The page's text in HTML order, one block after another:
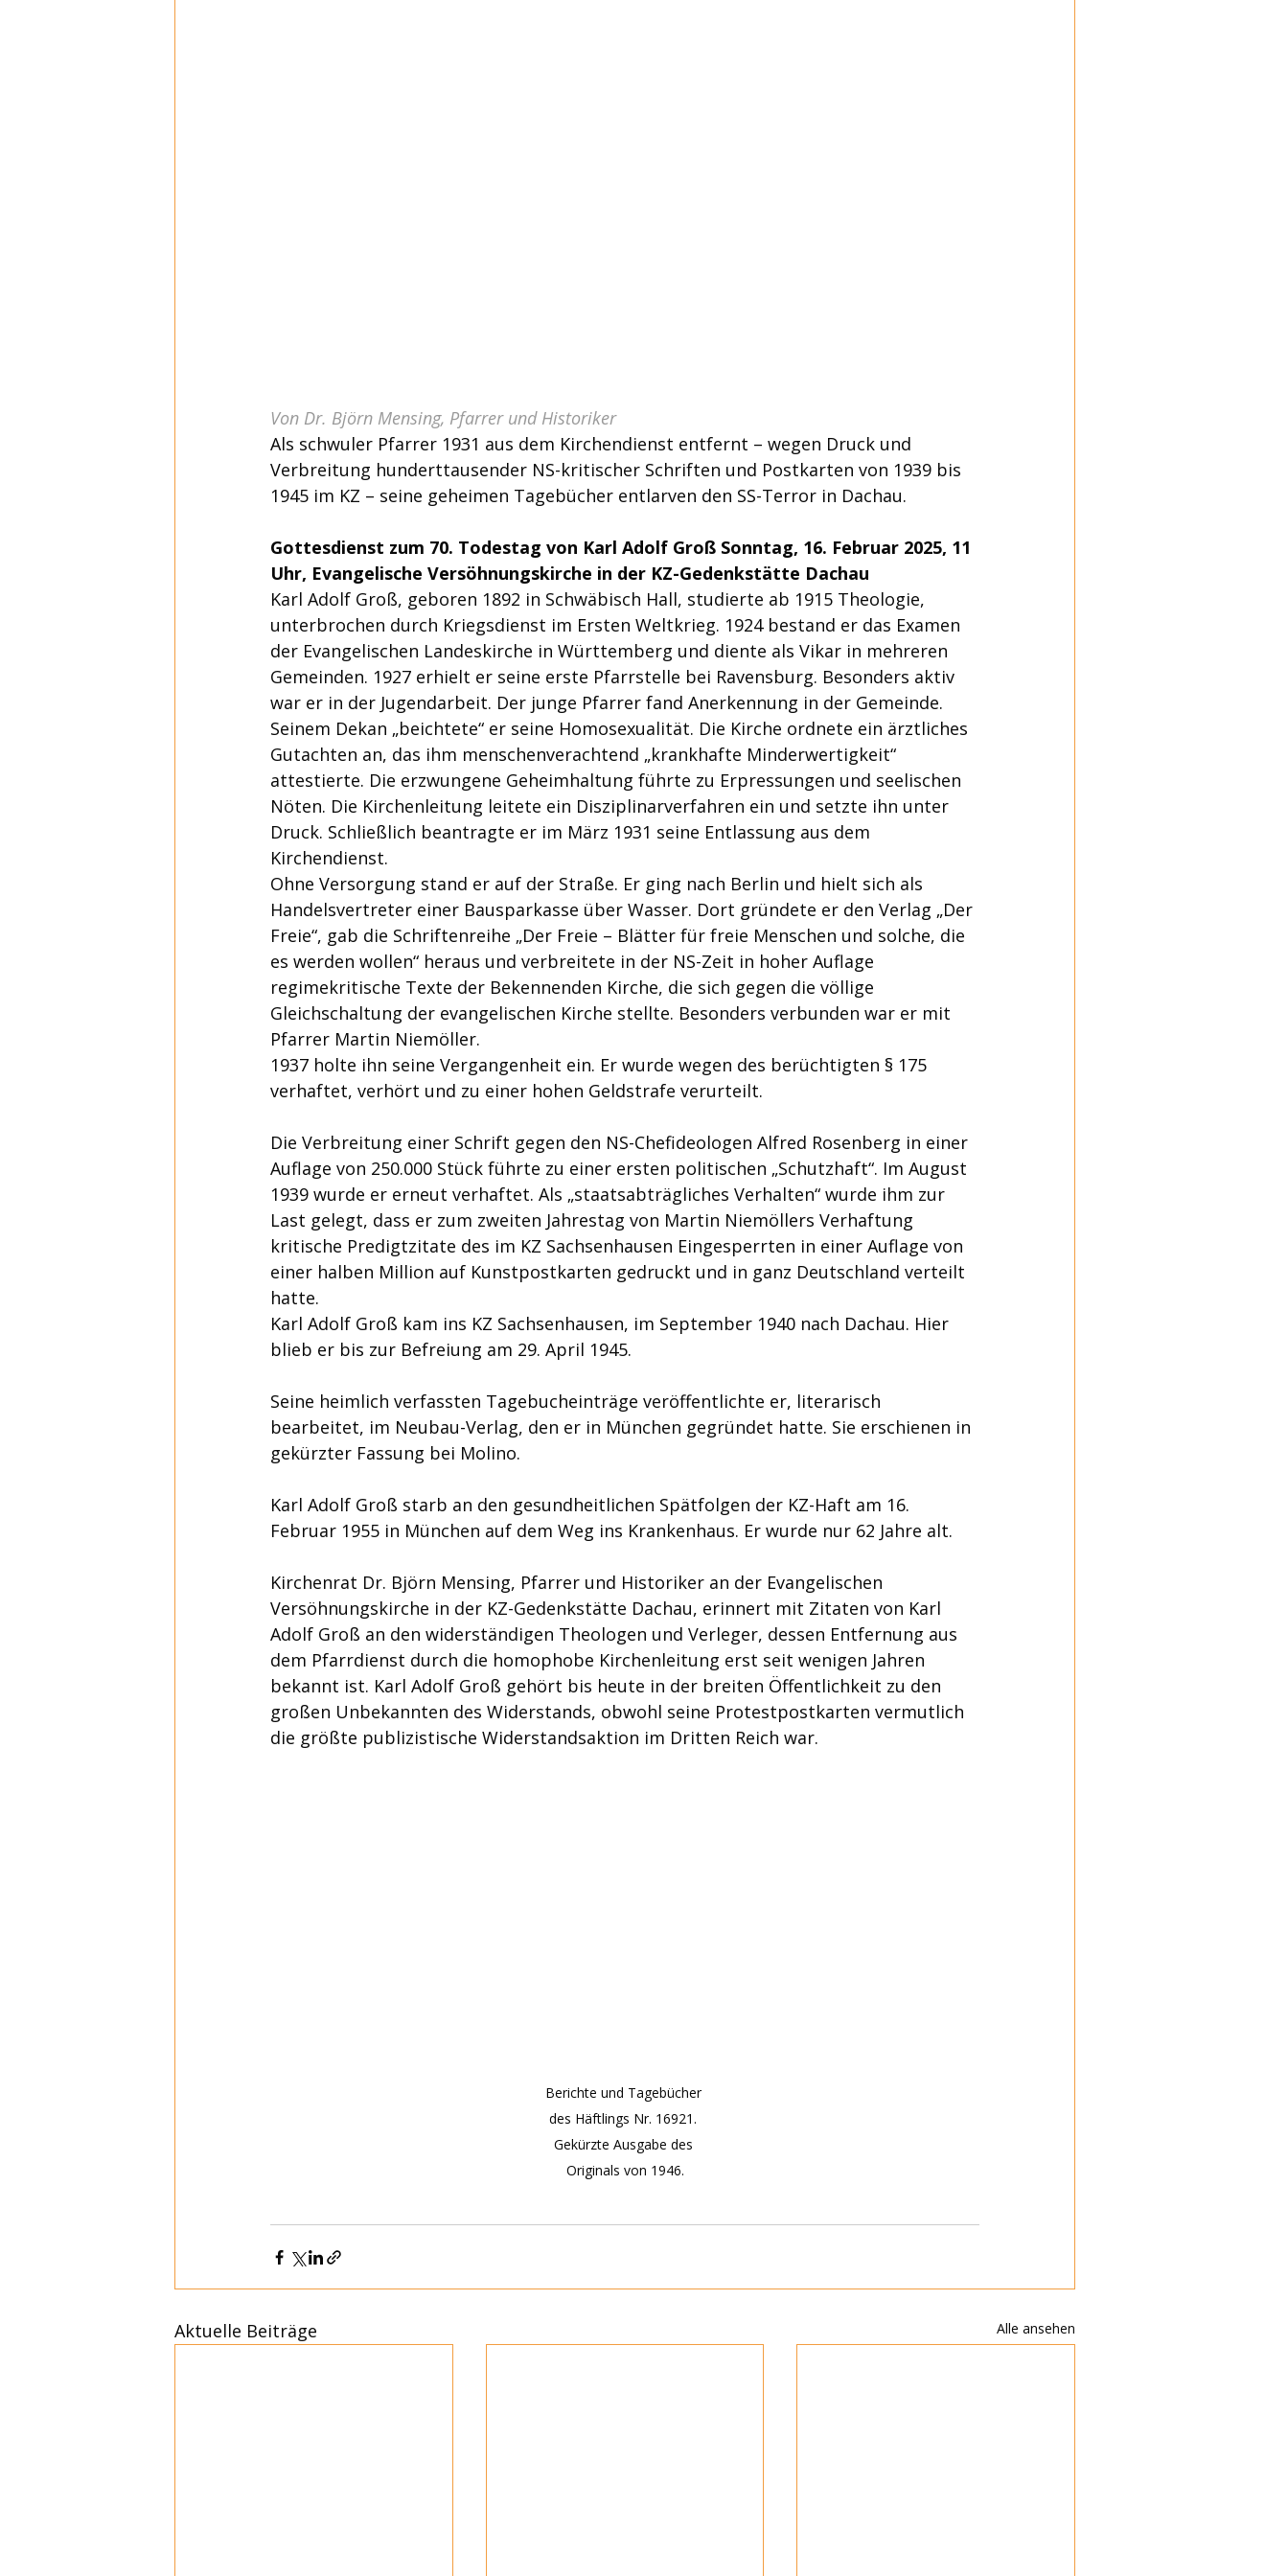
Von Dr. Björn Mensing, Pfarrer und Historiker
Als schwuler Pfarrer 1931 aus dem Kirchendienst entfernt – wegen Druck und
Verbreitung hunderttausender NS-kritischer Schriften und Postkarten von 1939 bis
1945 im KZ – seine geheimen Tagebücher entlarven den SS-Terror in Dachau.
Gottesdienst zum 70. Todestag von Karl Adolf Groß Sonntag, 16. Februar 2025, 11
Uhr, Evangelische Versöhnungskirche in der KZ-Gedenkstätte Dachau
Karl Adolf Groß, geboren 1892 in Schwäbisch Hall, studierte ab 1915 Theologie,
unterbrochen durch Kriegsdienst im Ersten Weltkrieg. 1924 bestand er das Examen
der Evangelischen Landeskirche in Württemberg und diente als Vikar in mehreren
Gemeinden. 1927 erhielt er seine erste Pfarrstelle bei Ravensburg. Besonders aktiv
war er in der Jugendarbeit. Der junge Pfarrer fand Anerkennung in der Gemeinde.
Seinem Dekan „beichtete“ er seine Homosexualität. Die Kirche ordnete ein ärztliches
Gutachten an, das ihm menschenverachtend „krankhafte Minderwertigkeit“
attestierte. Die erzwungene Geheimhaltung führte zu Erpressungen und seelischen
Nöten. Die Kirchenleitung leitete ein Disziplinarverfahren ein und setzte ihn unter
Druck. Schließlich beantragte er im März 1931 seine Entlassung aus dem
Kirchendienst.
Ohne Versorgung stand er auf der Straße. Er ging nach Berlin und hielt sich als
Handelsvertreter einer Bausparkasse über Wasser. Dort gründete er den Verlag „Der
Freie“, gab die Schriftenreihe „Der Freie – Blätter für freie Menschen und solche, die
es werden wollen“ heraus und verbreitete in der NS-Zeit in hoher Auflage
regimekritische Texte der Bekennenden Kirche, die sich gegen die völlige
Gleichschaltung der evangelischen Kirche stellte. Besonders verbunden war er mit
Pfarrer Martin Niemöller.
1937 holte ihn seine Vergangenheit ein. Er wurde wegen des berüchtigten § 175
verhaftet, verhört und zu einer hohen Geldstrafe verurteilt.
Die Verbreitung einer Schrift gegen den NS-Chefideologen Alfred Rosenberg in einer
Auflage von 250.000 Stück führte zu einer ersten politischen „Schutzhaft“. Im August
1939 wurde er erneut verhaftet. Als „staatsabträgliches Verhalten“ wurde ihm zur
Last gelegt, dass er zum zweiten Jahrestag von Martin Niemöllers Verhaftung
kritische Predigtzitate des im KZ Sachsenhausen Eingesperrten in einer Auflage von
einer halben Million auf Kunstpostkarten gedruckt und in ganz Deutschland verteilt
hatte.
Karl Adolf Groß kam ins KZ Sachsenhausen, im September 1940 nach Dachau. Hier
blieb er bis zur Befreiung am 29. April 1945.
Seine heimlich verfassten Tagebucheinträge veröffentlichte er, literarisch
bearbeitet, im Neubau-Verlag, den er in München gegründet hatte. Sie erschienen in
gekürzter Fassung bei Molino.
Karl Adolf Groß starb an den gesundheitlichen Spätfolgen der KZ-Haft am 16.
Februar 1955 in München auf dem Weg ins Krankenhaus. Er wurde nur 62 Jahre alt.
Kirchenrat Dr. Björn Mensing, Pfarrer und Historiker an der Evangelischen
Versöhnungskirche in der KZ-Gedenkstätte Dachau, erinnert mit Zitaten von Karl
Adolf Groß an den widerständigen Theologen und Verleger, dessen Entfernung aus
dem Pfarrdienst durch die homophobe Kirchenleitung erst seit wenigen Jahren
bekannt ist. Karl Adolf Groß gehört bis heute in der breiten Öffentlichkeit zu den
großen Unbekannten des Widerstands, obwohl seine Protestpostkarten vermutlich
die größte publizistische Widerstandsaktion im Dritten Reich war.
Berichte und Tagebücher
des Häftlings Nr. 16921.
Gekürzte Ausgabe des
Originals von 1946.
Aktuelle Beiträge Alle ansehen